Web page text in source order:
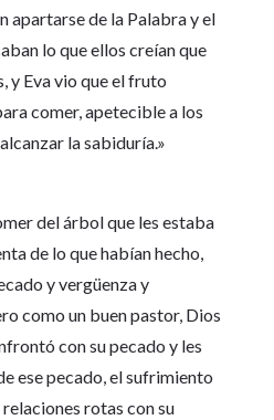
apartarse de la Palabra y el
lo que ellos creían que
y Eva vio que el fruto
comer, apetecible a los
la sabiduría.»
del árbol que les estaba
de lo que habían hecho,
y vergüenza y
como un buen pastor, Dios
con su pecado y les
ese pecado, el sufrimiento
rotas con su